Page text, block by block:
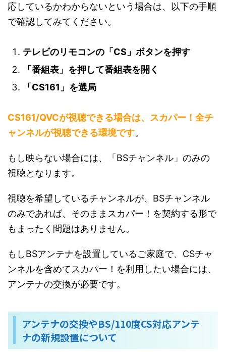
応しているかわからないという場合は、以下の手順
で確認してみてください。
テレビのリモコンの「CS」ボタンを押す
「番組表」を押して番組表を開く
「CS161」を選局
CS161/QVCが視聴できる場合は、スカパー！全チ
ャンネルが視聴できる環境です。
もし映らない場合には、「BSチャンネル」のみの
視聴となります。
視聴を希望しているチャンネルが、BSチャンネル
のみであれば、そのままスカパー！を契約する形で
もまったく問題はありません。
もしBSアンテナを設置しているご家庭で、CSチャ
ンネルを含めてスカパー！を利用したい場合には、
アンテナの交換が必要です。
アンテナの交換やBS/110度CS対応アンテ
ナの新規設置について